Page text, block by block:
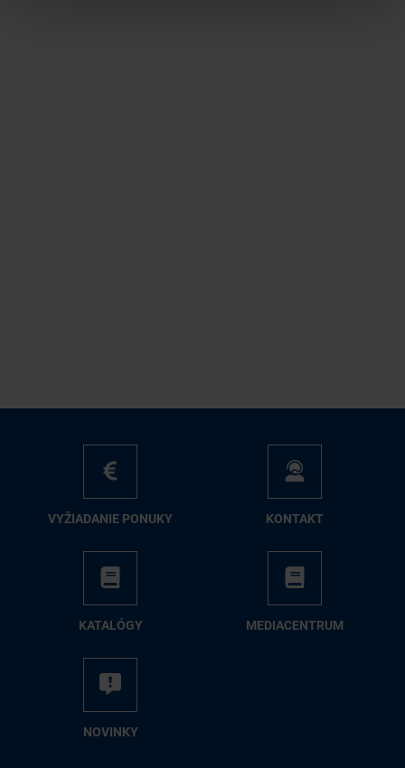
VY­ŽIA­DA­NIE PO­NU­KY KON­TAKT
KA­TA­LÓ­GY ME­DIA­CEN­TRUM
NO­VIN­KY